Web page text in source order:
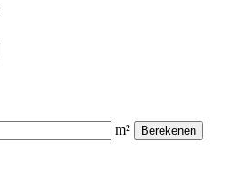
m² Berekenen